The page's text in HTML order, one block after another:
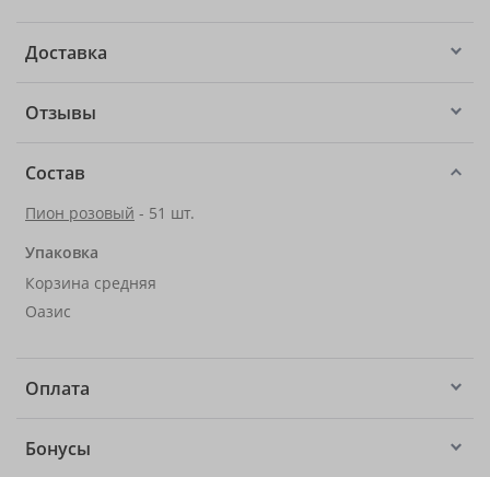
Доставка
Отзывы
Состав
Пион розовый - 51 шт.
Упаковка
Корзина средняя
Оазис
Оплата
Бонусы